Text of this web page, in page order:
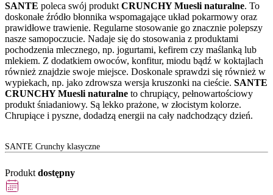
SANTE poleca swój produkt CRUNCHY Muesli naturalne. To
doskonałe źródło błonnika wspomagające układ pokarmowy oraz
prawidłowe trawienie. Regularne stosowanie go znacznie polepszy
nasze samopoczucie. Nadaje się do stosowania z produktami
pochodzenia mlecznego, np. jogurtami, kefirem czy maślanką lub
mlekiem. Z dodatkiem owoców, konfitur, miodu bądź w koktajlach
również znajdzie swoje miejsce. Doskonale sprawdzi się również w
wypiekach, np. jako zdrowsza wersja kruszonki na cieście. SANTE
CRUNCHY Muesli naturalne to chrupiący, pełnowartościowy
produkt śniadaniowy. Są lekko prażone, w złocistym kolorze.
Chrupiące i pyszne, dodadzą energii na cały nadchodzący dzień.
SANTE Crunchy klasyczne
Produkt dostępny